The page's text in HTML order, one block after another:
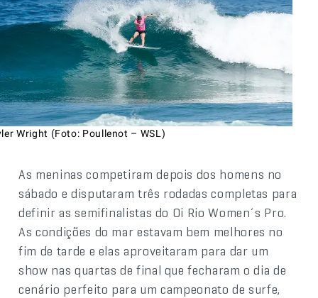
Wright (Foto: Poullenot – WSL)
As meninas competiram depois dos homens no
sábado e disputaram três rodadas completas para
definir as semifinalistas do Oi Rio Women´s Pro.
As condições do mar estavam bem melhores no
fim de tarde e elas aproveitaram para dar um
show nas quartas de final que fecharam o dia de
cenário perfeito para um campeonato de surfe,